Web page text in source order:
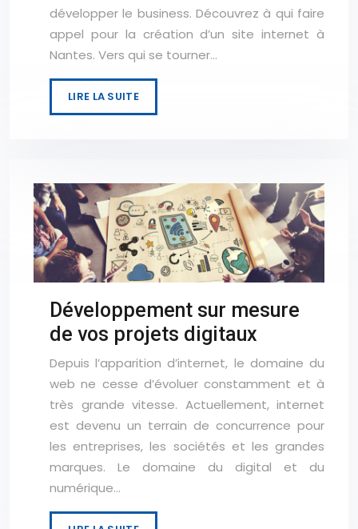
développer le business. Découvrez à qui faire
appel pour la création d’un site internet à
Nantes. Vers qui se tourner…
LIRE LA SUITE
Développement sur mesure
de vos projets digitaux
Depuis l’apparition d’internet, le domaine du
web ne cesse d’évoluer constamment et à
très grande vitesse. Actuellement, internet
est devenu un terrain de concurrence pour
les entreprises, les sociétés et les grandes
marques. Le domaine du digital et du
numérique…